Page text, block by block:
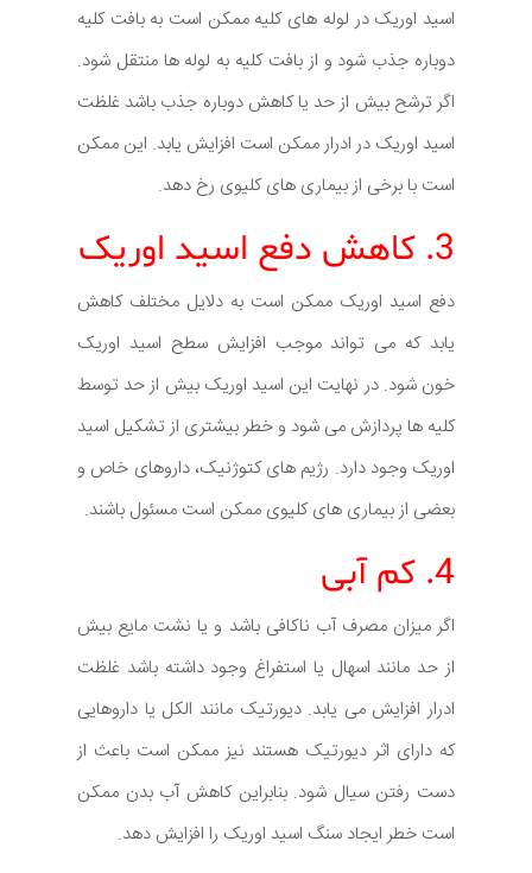
اسید اوریک در لوله های کلیه ممکن است به بافت کلیه
دوباره جذب شود و از بافت کلیه به لوله ها منتقل شود.
اگر ترشح بیش از حد یا کاهش دوباره جذب باشد غلظت
اسید اوریک در ادرار ممکن است افزایش یابد. این ممکن
است با برخی از بیماری های کلیوی رخ دهد.
3. کاهش دفع اسید اوریک
دفع اسید اوریک ممکن است به دلایل مختلف کاهش
یابد که می تواند موجب افزایش سطح اسید اوریک
خون شود. در نهایت این اسید اوریک بیش از حد توسط
کلیه ها پردازش می شود و خطر بیشتری از تشکیل اسید
اوریک وجود دارد. رژیم های کتوژنیک، داروهای خاص و
بعضی از بیماری های کلیوی ممکن است مسئول باشند.
4. کم آبی
اگر میزان مصرف آب ناکافی باشد و یا نشت مایع بیش
از حد مانند اسهال یا استفراغ وجود داشته باشد غلظت
ادرار افزایش می یابد. دیورتیک مانند الکل یا داروهایی
که دارای اثر دیورتیک هستند نیز ممکن است باعث از
دست رفتن سیال شود. بنابراین کاهش آب بدن ممکن
است خطر ایجاد سنگ اسید اوریک را افزایش دهد.